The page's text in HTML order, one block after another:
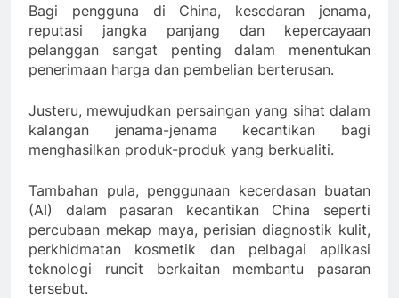
Bagi pengguna di China, kesedaran jenama,
reputasi jangka panjang dan kepercayaan
pelanggan sangat penting dalam menentukan
penerimaan harga dan pembelian berterusan.
Justeru, mewujudkan persaingan yang sihat dalam
kalangan jenama-jenama kecantikan bagi
menghasilkan produk-produk yang berkualiti.
Tambahan pula, penggunaan kecerdasan buatan
(AI) dalam pasaran kecantikan China seperti
percubaan mekap maya, perisian diagnostik kulit,
perkhidmatan kosmetik dan pelbagai aplikasi
teknologi runcit berkaitan membantu pasaran
tersebut.